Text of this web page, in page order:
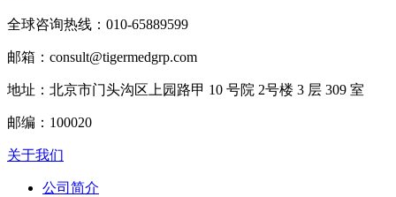
全球咨询热线：010-65889599
邮箱：consult@tigermedgrp.com
地址：北京市门头沟区上园路甲 10 号院 2号楼 3 层 309 室
邮编：100020
关于我们
公司简介